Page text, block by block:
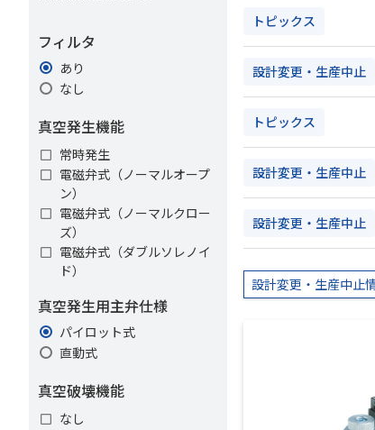
フィルタ
あり
なし
真空発生機能
常時発生
電磁弁式（ノーマルオープ
ン）
電磁弁式（ノーマルクロー
ズ）
電磁弁式（ダブルソレノイ
ド）
真空発生用主弁仕様
パイロット式
直動式
真空破壊機能
なし
トピックス
設計変更・生産中止
トピックス
設計変更・生産中止
設計変更・生産中止
設計変更・生産中止